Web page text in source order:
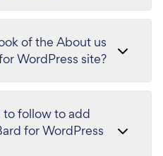
of the About us
WordPress site?
follow to add
for WordPress